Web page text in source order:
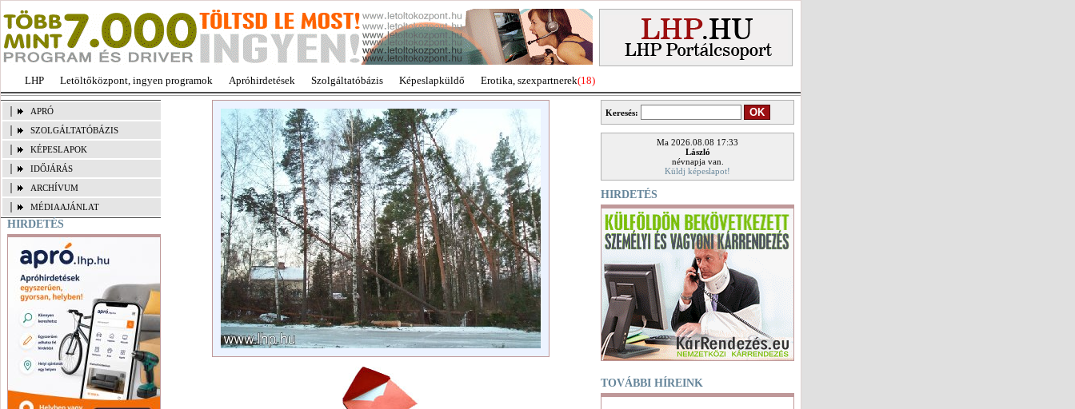
LHP Letöltőközpont, ingyen programok Apróhirdetések Szolgáltatóbázis Képeslapküldő Erotika, szexpartnerek(18)
APRÓ
SZOLGÁLTATÓBÁZIS
KÉPESLAPOK
IDŐJÁRÁS
ARCHÍVUM
MÉDIAAJÁNLAT
HIRDETÉS
Keresés:
Ma 2026.08.08 17:33
László
névnapja van.
Küldj képeslapot!
HIRDETÉS
TOVÁBBI HÍREINK